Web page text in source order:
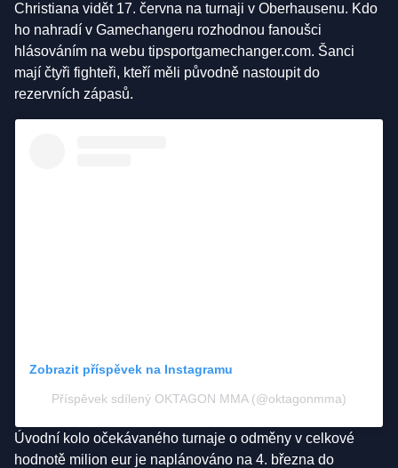
Christiana vidět 17. června na turnaji v Oberhausenu. Kdo
ho nahradí v Gamechangeru rozhodnou fanoušci
hlásováním na webu tipsportgamechanger.com. Šanci
mají čtyři fighteři, kteří měli původně nastoupit do
rezervních zápasů.
Zobrazit příspěvek na Instagramu
Příspěvek sdílený OKTAGON MMA (@oktagonmma)
Úvodní kolo očekávaného turnaje o odměny v celkové
hodnotě milion eur je naplánováno na 4. března do